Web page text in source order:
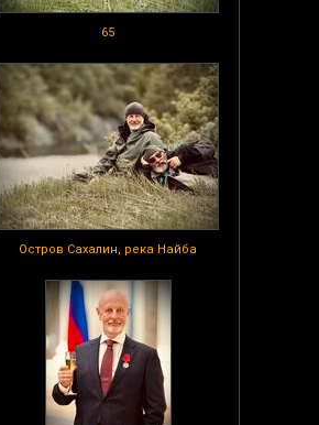
65
Остров Сахалин, река Найба